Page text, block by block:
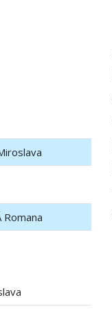
Romana